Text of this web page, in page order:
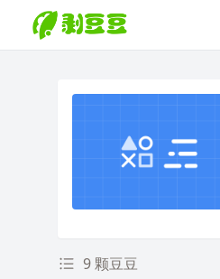
9 颗豆豆